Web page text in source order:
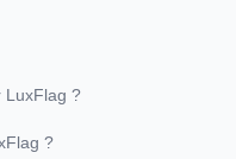
LuxFlag ?
?